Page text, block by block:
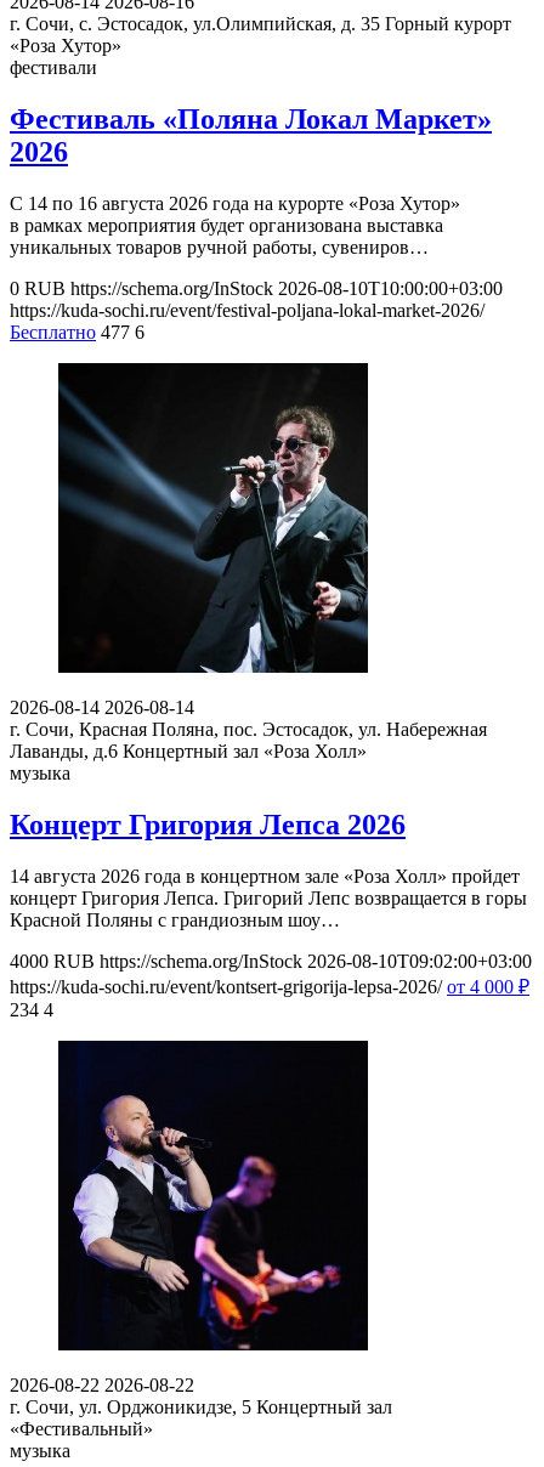
г. Сочи, с. Эстосадок, ул.Олимпийская, д. 35 Горный курорт
«Роза Хутор»
фестивали
Фестиваль «Поляна Локал Маркет»
2026
С 14 по 16 августа 2026 года на курорте «Роза Хутор»
в рамках мероприятия будет организована выставка
уникальных товаров ручной работы, сувениров…
0 RUB https://schema.org/InStock 2026-08-10T10:00:00+03:00
https://kuda-sochi.ru/event/festival-poljana-lokal-market-2026/
Бесплатно 477 6
2026-08-14 2026-08-14
г. Сочи, Красная Поляна, пос. Эстосадок, ул. Набережная
Лаванды, д.6 Концертный зал «Роза Холл»
музыка
Концерт Григория Лепса 2026
14 августа 2026 года в концертном зале «Роза Холл» пройдет
концерт Григория Лепса. Григорий Лепс возвращается в горы
Красной Поляны с грандиозным шоу…
4000 RUB https://schema.org/InStock 2026-08-10T09:02:00+03:00
https://kuda-sochi.ru/event/kontsert-grigorija-lepsa-2026/ от 4 000 ₽
234 4
2026-08-22 2026-08-22
г. Сочи, ул. Орджоникидзе, 5 Концертный зал
«Фестивальный»
музыка